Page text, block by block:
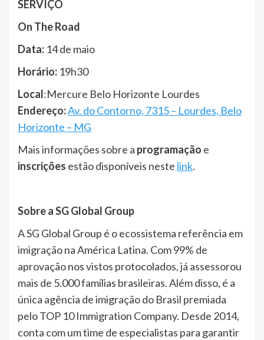
SERVIÇO
On The Road
Data: 14 de maio
Horário: 19h30
Local:Mercure Belo Horizonte Lourdes
Endereço:Av. do Contorno, 7315 – Lourdes, Belo
Horizonte – MG
Mais informações sobre a programação e
inscrições estão disponíveis neste link.
Sobre a SG Global Group
A SG Global Group é o ecossistema referência em
imigração na América Latina. Com 99% de
aprovação nos vistos protocolados, já assessorou
mais de 5.000 famílias brasileiras. Além disso, é a
única agência de imigração do Brasil premiada
pelo TOP 10 Immigration Company. Desde 2014,
conta com um time de especialistas para garantir